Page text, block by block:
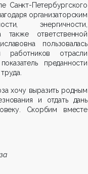
Санкт-Петербургского
организаторским
энергичности,
ответственной
пользовалась
работников отрасли
преданности
хочу выразить родным
и отдать дань
Скорбим вместе